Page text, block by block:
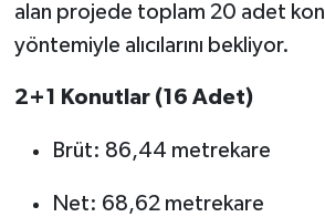
alan projede toplam 20 adet
yöntemiyle alıcılarını bekliyor.
2+1 Konutlar (16 Adet)
Brüt: 86,44 metrekare
Net: 68,62 metrekare